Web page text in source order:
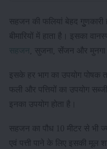
सहजन की फलियां बेहद गुुणकारी
बीमारियों में हाता है। इसका
सहजन , सुजना, सेंंजन और मुनगा
इसके हर भाग का उपयोग पोषक
फली और पत्तियों का उपयोग
इनका उपयोग होता है।
सहजन का पौध 10 मीटर से भी
एवं पत्ती पाने के लिए इसकी